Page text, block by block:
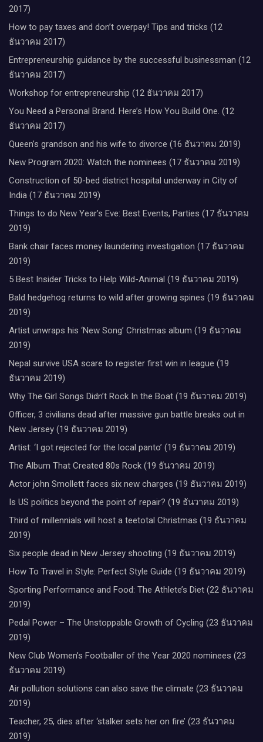
2017)
How to pay taxes and don’t overpay! Tips and tricks (12
ธันวาคม 2017)
Entrepreneurship guidance by the successful businessman (12
ธันวาคม 2017)
Workshop for entrepreneurship (12 ธันวาคม 2017)
You Need a Personal Brand. Here’s How You Build One. (12
ธันวาคม 2017)
Queen’s grandson and his wife to divorce (16 ธันวาคม 2019)
New Program 2020: Watch the nominees (17 ธันวาคม 2019)
Construction of 50-bed district hospital underway in City of
India (17 ธันวาคม 2019)
Things to do New Year’s Eve: Best Events, Parties (17 ธันวาคม
2019)
Bank chair faces money laundering investigation (17 ธันวาคม
2019)
5 Best Insider Tricks to Help Wild-Animal (19 ธันวาคม 2019)
Bald hedgehog returns to wild after growing spines (19 ธันวาคม
2019)
Artist unwraps his ‘New Song’ Christmas album (19 ธันวาคม
2019)
Nepal survive USA scare to register first win in league (19
ธันวาคม 2019)
Why The Girl Songs Didn’t Rock In the Boat (19 ธันวาคม 2019)
Officer, 3 civilians dead after massive gun battle breaks out in
New Jersey (19 ธันวาคม 2019)
Artist: ‘I got rejected for the local panto’ (19 ธันวาคม 2019)
The Album That Created 80s Rock (19 ธันวาคม 2019)
Actor john Smollett faces six new charges (19 ธันวาคม 2019)
Is US politics beyond the point of repair? (19 ธันวาคม 2019)
Third of millennials will host a teetotal Christmas (19 ธันวาคม
2019)
Six people dead in New Jersey shooting (19 ธันวาคม 2019)
How To Travel in Style: Perfect Style Guide (19 ธันวาคม 2019)
Sporting Performance and Food: The Athlete’s Diet (22 ธันวาคม
2019)
Pedal Power – The Unstoppable Growth of Cycling (23 ธันวาคม
2019)
New Club Women’s Footballer of the Year 2020 nominees (23
ธันวาคม 2019)
Air pollution solutions can also save the climate (23 ธันวาคม
2019)
Teacher, 25, dies after ‘stalker sets her on fire’ (23 ธันวาคม
2019)